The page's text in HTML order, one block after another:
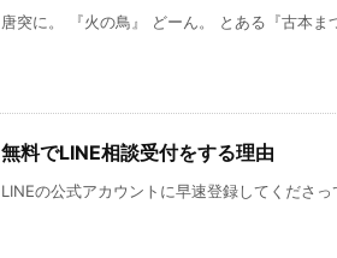
唐突に。 『火の鳥』 どーん。 とある『古本
無料でLINE相談受付をする理由
LINEの公式アカウントに早速登録してくださ